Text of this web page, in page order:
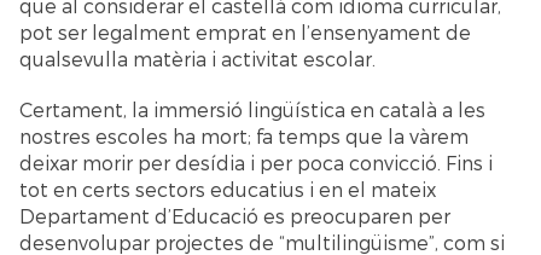
que al considerar el castellà com idioma curricular,
pot ser legalment emprat en l’ensenyament de
qualsevulla matèria i activitat escolar.
Certament, la immersió lingüística en català a les
nostres escoles ha mort; fa temps que la vàrem
deixar morir per desídia i per poca convicció. Fins i
tot en certs sectors educatius i en el mateix
Departament d’Educació es preocuparen per
desenvolupar projectes de “multilingüisme”, com si